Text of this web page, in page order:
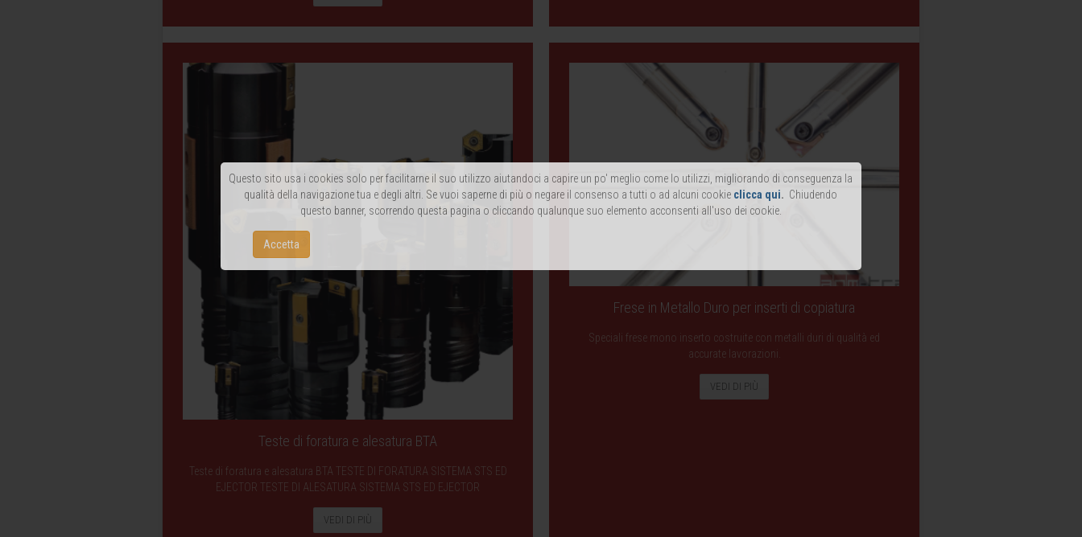
Questo sito usa i cookies solo per facilitarne il suo utilizzo aiutandoci a capire un po' meglio come lo utilizzi, migliorando di conseguenza la
qualità della navigazione tua e degli altri. Se vuoi saperne di più o negare il consenso a tutti o ad alcuni cookie clicca qui. Chiudendo
questo banner, scorrendo questa pagina o cliccando qualunque suo elemento acconsenti all'uso dei cookie.
Accetta
Teste di foratura e alesatura BTA
Teste di foratura e alesatura BTA TESTE DI FORATURA SISTEMA STS ED
EJECTOR TESTE DI ALESATURA SISTEMA STS ED EJECTOR
VEDI DI PIÙ
Frese in Metallo Duro per inserti di copiatura
Speciali frese mono inserto costruite con metalli duri di qualità ed
accurate lavorazioni.
VEDI DI PIÙ